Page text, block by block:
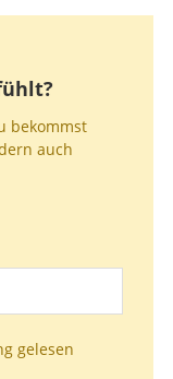
bekommst
auch
gelesen